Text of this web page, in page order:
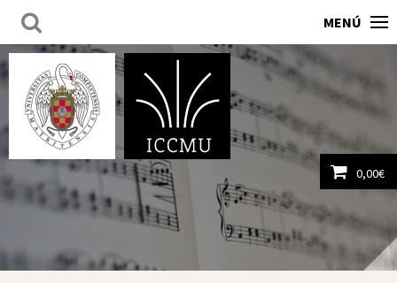
MENÚ
0,00€
Ver carrito